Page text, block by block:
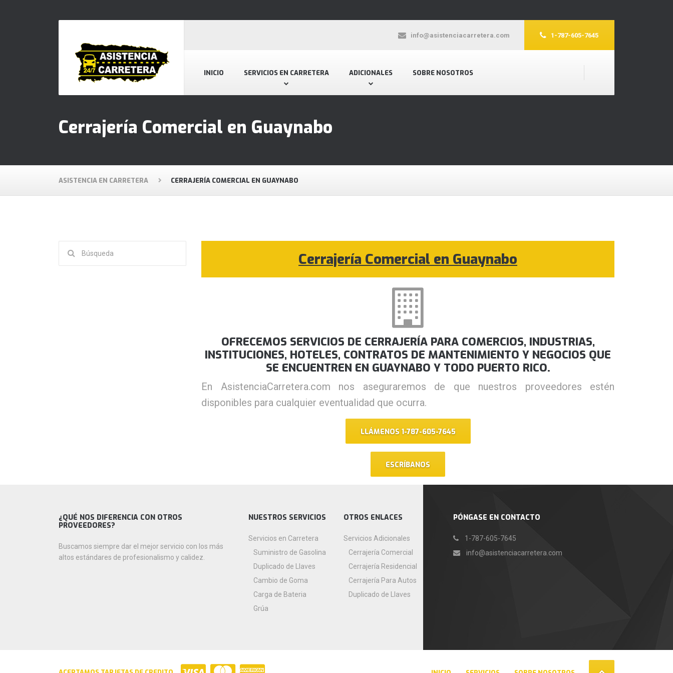
INICIO SERVICIOS EN CARRETERA ADICIONALES SOBRE NOSOTROS
info@asistenciacarretera.com 1-787-605-7645
Cerrajería Comercial en Guaynabo
ASISTENCIA EN CARRETERA CERRAJERÍA COMERCIAL EN GUAYNABO
Cerrajería Comercial en Guaynabo
OFRECEMOS SERVICIOS DE CERRAJERÍA PARA COMERCIOS, INDUSTRIAS,
INSTITUCIONES, HOTELES, CONTRATOS DE MANTENIMIENTO Y NEGOCIOS QUE
SE ENCUENTREN EN GUAYNABO Y TODO PUERTO RICO.
En AsistenciaCarretera.com nos aseguraremos de que nuestros proveedores estén
disponibles para cualquier eventualidad que ocurra.
LLÁMENOS 1-787-605-7645
ESCRÍBANOS
PÓNGASE EN CONTACTO
1-787-605-7645
info@asistenciacarretera.com
¿QUÉ NOS DIFERENCIA CON OTROS
PROVEEDORES?
Buscamos siempre dar el mejor servicio con los más
altos estándares de profesionalismo y calidez.
NUESTROS SERVICIOS
Servicios en Carretera
Suministro de Gasolina
Duplicado de Llaves
Cambio de Goma
Carga de Bateria
Grúa
OTROS ENLACES
Servicios Adicionales
Cerrajería Comercial
Cerrajería Residencial
Cerrajería Para Autos
Duplicado de Llaves